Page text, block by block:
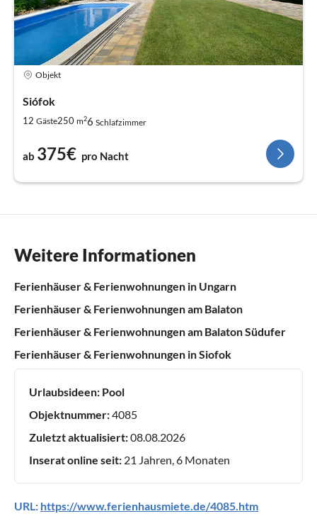
Objekt
Siófok
12 Gäste250 m26 Schlafzimmer
ab 375€ pro Nacht
Weitere Informationen
Ferienhäuser & Ferienwohnungen in Ungarn
Ferienhäuser & Ferienwohnungen am Balaton
Ferienhäuser & Ferienwohnungen am Balaton Südufer
Ferienhäuser & Ferienwohnungen in Siofok
Urlaubsideen: Pool
Objektnummer:4085
Zuletzt aktualisiert:08.08.2026
Inserat online seit: 21 Jahren, 6 Monaten
URL: https://www.ferienhausmiete.de/4085.htm